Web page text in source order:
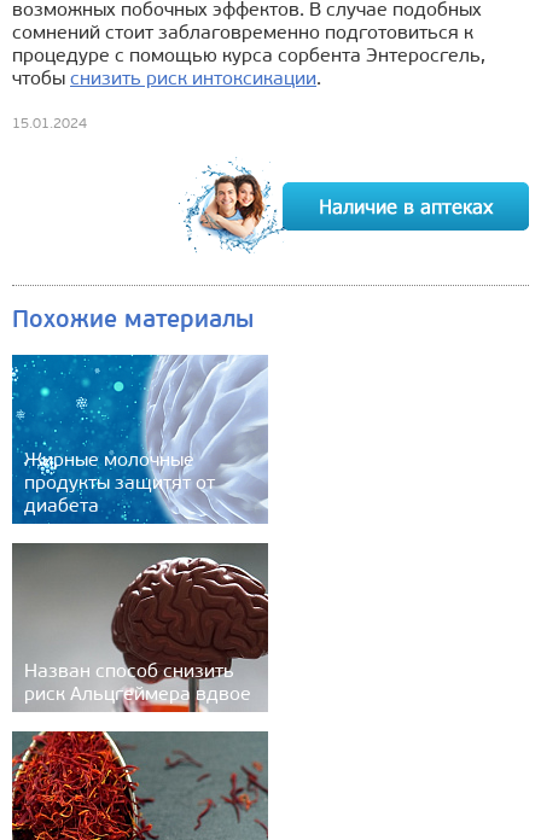
возможных побочных эффектов. В случае подобных
сомнений стоит заблаговременно подготовиться к
процедуре с помощью курса сорбента Энтеросгель,
чтобы снизить риск интоксикации.
15.01.2024
Похожие материалы
Жирные молочные
продукты защитят от
диабета
Назван способ снизить
риск Альцгеймера вдвое